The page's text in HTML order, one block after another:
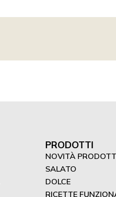
PRODOTTI
NOVITÀ
SALATO
DOLCE
RICETTE